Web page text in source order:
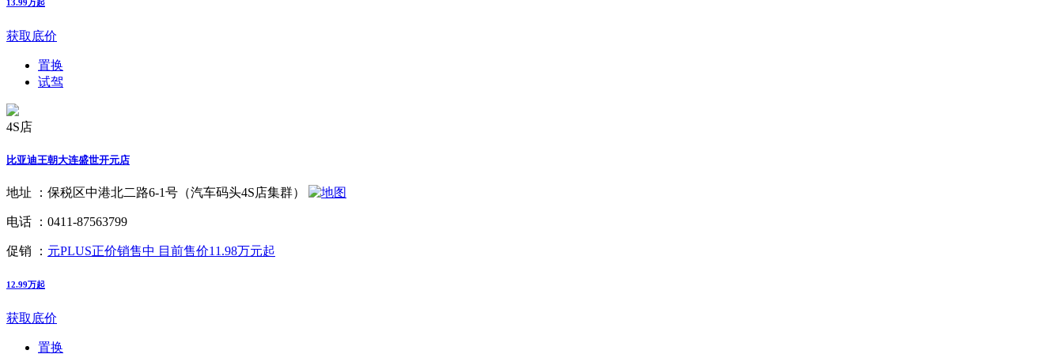
13.99万起
获取底价
置换
试驾
4S店
比亚迪王朝大连盛世开元店
地址 ： 保税区中港北二路6-1号（汽车码头4S店集群）
电话 ： 0411-87563799
促销 ： 元PLUS正价销售中 目前售价11.98万元起
12.99万起
获取底价
置换